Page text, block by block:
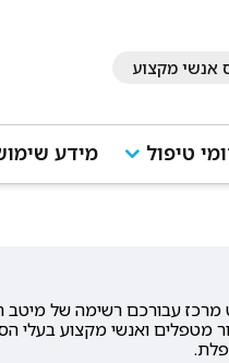
אנשי מקצוע
טיפול מידע
עבורכם רשימה של מיטב
מטפלים ואנשי מקצוע בעלי